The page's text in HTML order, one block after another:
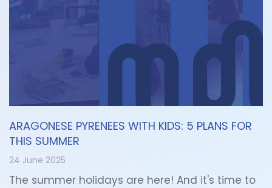
ARAGONESE PYRENEES WITH KIDS: 5 PLANS FOR
THIS SUMMER
24 June 2025
The summer holidays are here! And it's time to